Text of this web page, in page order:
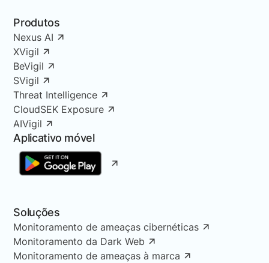
Produtos
Nexus AI
XVigil
BeVigil
SVigil
Threat Intelligence
CloudSEK Exposure
AIVigil
Aplicativo móvel
Soluções
Monitoramento de ameaças cibernéticas
Monitoramento da Dark Web
Monitoramento de ameaças à marca